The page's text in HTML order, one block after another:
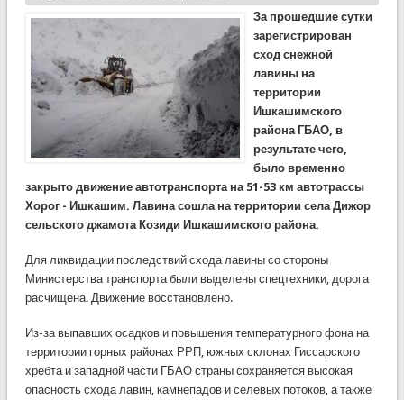
За прошедшие сутки
зарегистрирован
сход снежной
лавины на
территории
Ишкашимского
района ГБАО, в
результате чего,
было временно
закрыто движение автотранспорта на 51-53 км автотрассы
Хорог - Ишкашим. Лавина сошла на территории села Дижор
сельского джамота Козиди Ишкашимского района.
Для ликвидации последствий схода лавины со стороны
Министерства транспорта были выделены спецтехники, дорога
расчищена. Движение восстановлено.
Из-за выпавших осадков и повышения температурного фона на
территории горных районах РРП, южных склонах Гиссарского
хребта и западной части ГБАО страны сохраняется высокая
опасность схода лавин, камнепадов и селевых потоков, а также